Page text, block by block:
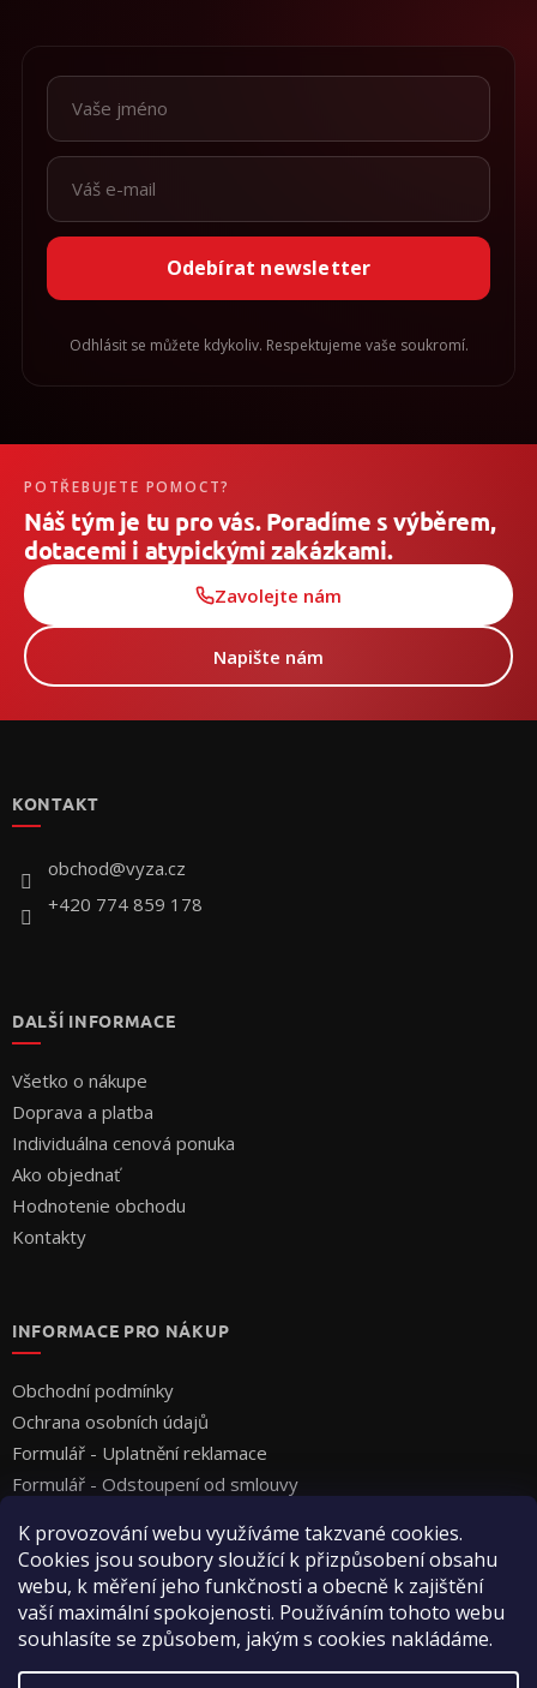
K provozování webu využíváme takzvané cookies.
Cookies jsou soubory sloužící k přizpůsobení obsahu
webu, k měření jeho funkčnosti a obecně k zajištění
vaší maximální spokojenosti. Používáním tohoto webu
souhlasíte se způsobem, jakým s cookies nakládáme.
Odebírat newsletter
Odhlásit se můžete kdykoliv. Respektujeme vaše soukromí.
POTŘEBUJETE POMOCT?
Náš tým je tu pro vás. Poradíme s výběrem,
dotacemi i atypickými zakázkami.
Zavolejte nám
Napište nám
KONTAKT
obchod@vyza.cz
+420 774 859 178
DALŠÍ INFORMACE
Všetko o nákupe
Doprava a platba
Individuálna cenová ponuka
Ako objednať
Hodnotenie obchodu
Kontakty
INFORMACE PRO NÁKUP
Obchodní podmínky
Ochrana osobních údajů
Formulář - Uplatnění reklamace
Formulář - Odstoupení od smlouvy
Vytvoril Shoptet